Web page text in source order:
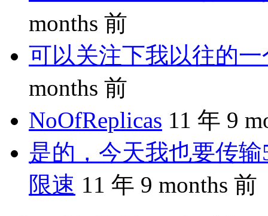
months 前
可以关注下我以往的
months 前
NoOfReplicas 11 年 9
是的，今天我也要传
限速 11 年 9 months 前